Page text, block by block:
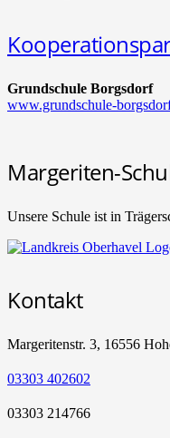
Grundschule Borgsdorf
www.grundschule-
Margeriten-
Unsere Schule ist in
Kontakt
Margeritenstr. 3, 16556
03303 402602
03303 214766